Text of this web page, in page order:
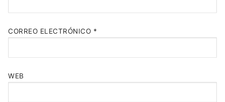
CORREO ELECTRÓNICO *
WEB